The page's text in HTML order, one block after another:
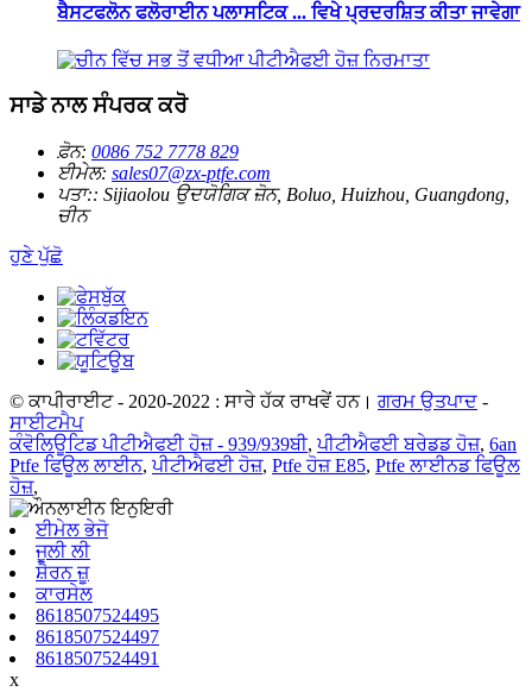
ਬੈਸਟਫਲੋਨ ਫਲੋਰਾਈਨ ਪਲਾਸਟਿਕ ... ਵਿਖੇ ਪ੍ਰਦਰਸ਼ਿਤ ਕੀਤਾ ਜਾਵੇਗਾ
ਸਾਡੇ ਨਾਲ ਸੰਪਰਕ ਕਰੋ
ਫ਼ੋਨ: 0086 752 7778 829
ਈਮੇਲ: sales07@zx-ptfe.com
ਪਤਾ:: Sijiaolou ਉਦਯੋਗਿਕ ਜ਼ੋਨ, Boluo, Huizhou, Guangdong,
ਚੀਨ
ਹੁਣੇ ਪੁੱਛੋ
© ਕਾਪੀਰਾਈਟ - 2020-2022 : ਸਾਰੇ ਹੱਕ ਰਾਖਵੇਂ ਹਨ। ਗਰਮ ਉਤਪਾਦ -
ਸਾਈਟਮੈਪ
ਕੰਵੋਲਿਊਟਿਡ ਪੀਟੀਐਫਈ ਹੋਜ਼ - 939/939ਬੀ,ਪੀਟੀਐਫਈ ਬਰੇਡਡ ਹੋਜ਼, 6an
Ptfe ਫਿਊਲ ਲਾਈਨ,ਪੀਟੀਐਫਈ ਹੋਜ਼, Ptfe ਹੋਜ਼ E85, Ptfe ਲਾਈਨਡ ਫਿਊਲ
ਹੋਜ਼,
ਈਮੇਲ ਭੇਜੋ
ਜੂਲੀ ਲੀ
ਸ਼ੈਰਨ ਜ਼ੂ
ਕਾਰਸੇਲ
8618507524495
8618507524497
8618507524491
x